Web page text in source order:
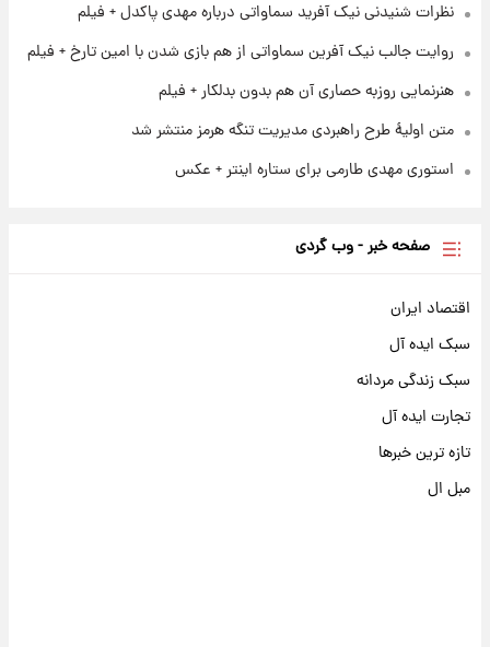
سود مشارکت چند درصد است؟
نظرات شنیدنی نیک آفرید سماواتی درباره مهدی پاکدل + فیلم
روایت جالب نیک آفرین سماواتی از هم بازی شدن با امین تارخ + فیلم
هنرنمایی روزبه حصاری آن هم بدون بدلکار + فیلم
متن اولیۀ طرح راهبردی مدیریت تنگه هرمز منتشر شد
استوری مهدی طارمی برای ستاره اینتر + عکس
صفحه خبر - وب گردی
اقتصاد ایران
سبک ایده آل
سبک زندگی مردانه
تجارت ایده آل
تازه ترین خبرها
مبل ال